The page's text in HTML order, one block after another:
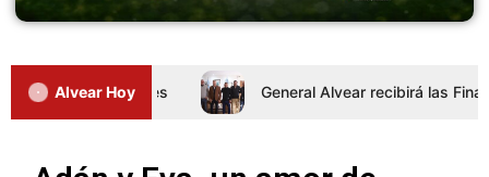
Alvear Hoy
de Intertalleres General Alvear recibirá las